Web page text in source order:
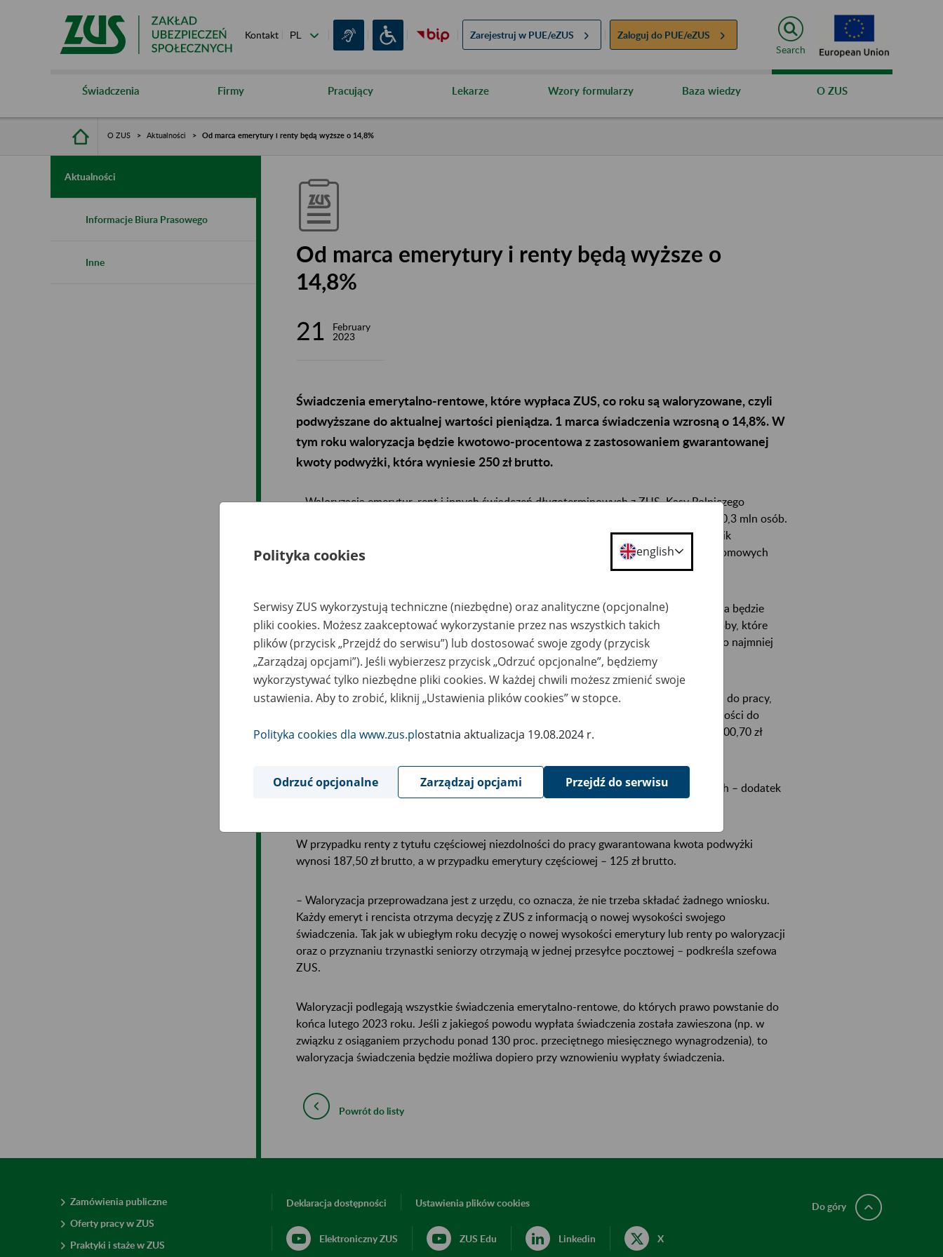
Kontakt Zarejestruj w PUE/eZUS Zaloguj do PUE/eZUS
Search
Świadczenia Firmy Pracujący Lekarze Wzory formularzy Baza wiedzy O ZUS
O ZUS Aktualności Od marca emerytury i renty będą wyższe o 14,8%
Aktualności
Informacje Biura Prasowego
Inne
Od marca emerytury i renty będą wyższe o
14,8%
21
February
2023
Świadczenia emerytalno-rentowe, które wypłaca ZUS, co roku są waloryzowane, czyli
podwyższane do aktualnej wartości pieniądza. 1 marca świadczenia wzrosną o 14,8%. W
tym roku waloryzacja będzie kwotowo-procentowa z zastosowaniem gwarantowanej
kwoty podwyżki, która wyniesie 250 zł brutto.
– Waloryzacja emerytur, rent i innych świadczeń długoterminowych z ZUS, Kasy Rolniczego
Ubezpieczenia Społecznego i systemu mundurowego w 2023 r. obejmie łącznie około 10,3 mln osób.
Będzie się składać z trzech komponentów: cenowego, płacowego i kwotowego. Wskaźnik
waloryzacji wyniesie 14,8%., bo tyle wyniosła średnioroczna inflacja dla gospodarstw domowych
emerytów i rencistów – wskazuje prezes ZUS prof. Gertruda Uścińska.
Od marca wzrosną najniższe gwarantowane kwoty rent i emerytur. Minimalna emerytura będzie
wynosiła 1588,44 zł brutto, czyli o 250 zł więcej niż dotychczas. Prawo do niej mają osoby, które
osiągnęły wymagany staż ubezpieczeniowy (kobieta – co najmniej 20 lat, mężczyzna – co najmniej
25 lat).
Do 1588,44 zł brutto wzrosną również minimalna renta z tytułu całkowitej niezdolności do pracy,
renta rodzinna i renta socjalna. Natomiast minimalna renta z tytułu częściowej niezdolności do
pracy od marca będzie wynosiła 1191,33 zł brutto, a świadczenie przedemerytalne – 1600,70 zł
Podwyżką objęte będą również dodatki i świadczenia pieniężne. Najpopularniejszy z nich – dodatek
W przypadku renty z tytułu częściowej niezdolności do pracy gwarantowana kwota podwyżki
wynosi 187,50 zł brutto, a w przypadku emerytury częściowej – 125 zł brutto.
– Waloryzacja przeprowadzana jest z urzędu, co oznacza, że nie trzeba składać żadnego wniosku.
Każdy emeryt i rencista otrzyma decyzję z ZUS z informacją o nowej wysokości swojego
świadczenia. Tak jak w ubiegłym roku decyzję o nowej wysokości emerytury lub renty po waloryzacji
oraz o przyznaniu trzynastki seniorzy otrzymają w jednej przesyłce pocztowej – podkreśla szefowa
ZUS.
Waloryzacji podlegają wszystkie świadczenia emerytalno-rentowe, do których prawo powstanie do
końca lutego 2023 roku. Jeśli z jakiegoś powodu wypłata świadczenia została zawieszona (np. w
związku z osiąganiem przychodu ponad 130 proc. przeciętnego miesięcznego wynagrodzenia), to
waloryzacja świadczenia będzie możliwa dopiero przy wznowieniu wypłaty świadczenia.
Powrót do listy
Zamówienia publiczne
Oferty pracy w ZUS
Praktyki i staże w ZUS
Deklaracja dostępności Ustawienia plików cookies
Elektroniczny ZUS ZUS Edu Linkedin X
Do góry
Polityka cookies english
Serwisy ZUS wykorzystują techniczne (niezbędne) oraz analityczne (opcjonalne)
pliki cookies. Możesz zaakceptować wykorzystanie przez nas wszystkich takich
plików (przycisk „Przejdź do serwisu”) lub dostosować swoje zgody (przycisk
„Zarządzaj opcjami”). Jeśli wybierzesz przycisk „Odrzuć opcjonalne”, będziemy
wykorzystywać tylko niezbędne pliki cookies. W każdej chwili możesz zmienić swoje
ustawienia. Aby to zrobić, kliknij „Ustawienia plików cookies” w stopce.
Polityka cookies dla www.zus.plostatnia aktualizacja 19.08.2024 r.
Odrzuć opcjonalne Zarządzaj opcjami Przejdź do serwisu